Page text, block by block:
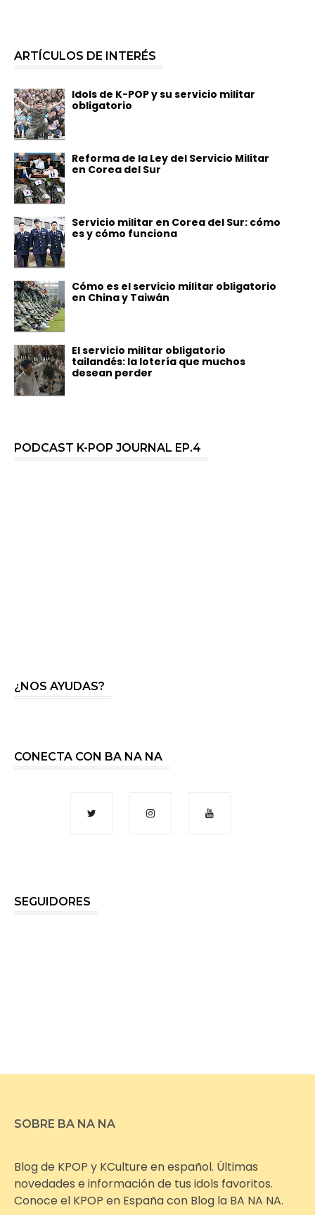
ARTÍCULOS DE INTERÉS
Idols de K-POP y su servicio militar
obligatorio
Reforma de la Ley del Servicio Militar
en Corea del Sur
Servicio militar en Corea del Sur: cómo
es y cómo funciona
Cómo es el servicio militar obligatorio
en China y Taiwán
El servicio militar obligatorio
tailandés: la lotería que muchos
desean perder
PODCAST K-POP JOURNAL EP.4
¿NOS AYUDAS?
CONECTA CON BA NA NA
SEGUIDORES
SOBRE BA NA NA
Blog de KPOP y KCulture en español. Últimas
novedades e información de tus idols favoritos.
Conoce el KPOP en España con Blog la BA NA NA.